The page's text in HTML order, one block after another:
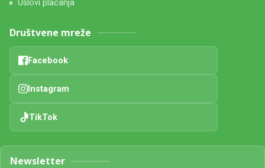
Uslovi plaćanja
Društvene mreže
Facebook
Instagram
TikTok
Newsletter